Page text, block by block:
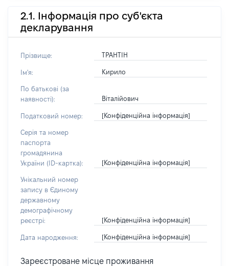
2.1. Інформація про суб'єкта
декларування
Прізвище: ТРАНТІН
Ім'я: Кирило
По батькові (за
наявності):
Віталійович
Податковий номер: [Конфіденційна інформація]
Серія та номер
паспорта
громадянина
України (ID-картка):
[Конфіденційна інформація]
Унікальний номер
запису в Єдиному
державному
демографічному
реєстрі:
[Конфіденційна інформація]
Дата народження: [Конфіденційна інформація]
Зареєстроване місце проживання